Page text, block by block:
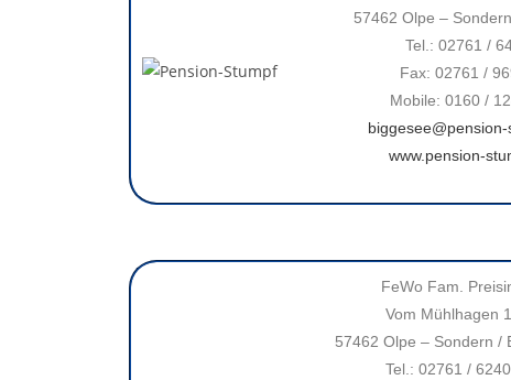
57462 Olpe –
Tel.: 02761 /
Fax: 02761 /
Mobile: 0160 /
www.pension-
FeWo Fam.
Vom Mühlhagen
57462 Olpe – Sondern /
Tel.: 02761 /